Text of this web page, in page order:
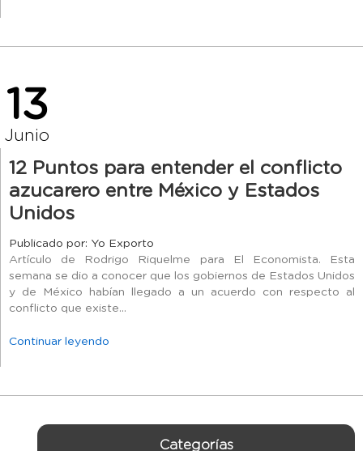
13
Junio
12 Puntos para entender el conflicto
azucarero entre México y Estados
Unidos
Publicado por: Yo Exporto
Artículo de Rodrigo Riquelme para El Economista. Esta
semana se dio a conocer que los gobiernos de Estados Unidos
y de México habían llegado a un acuerdo con respecto al
conflicto que existe...
Continuar leyendo
Categorías